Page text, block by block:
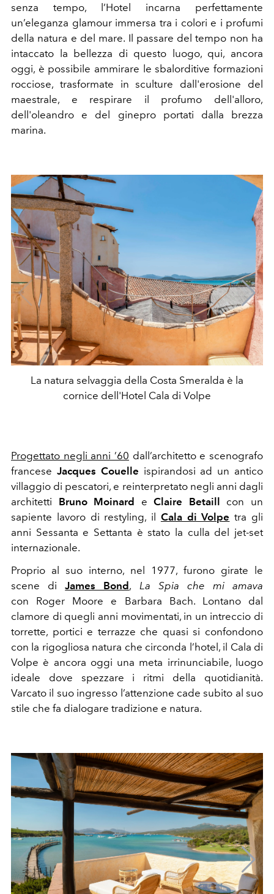
senza tempo, l’Hotel incarna perfettamente
un’eleganza glamour immersa tra i colori e i profumi
della natura e del mare. Il passare del tempo non ha
intaccato la bellezza di questo luogo, qui, ancora
oggi, è possibile ammirare le sbalorditive formazioni
rocciose, trasformate in sculture dall'erosione del
maestrale, e respirare il profumo dell'alloro,
dell'oleandro e del ginepro portati dalla brezza
marina.
La natura selvaggia della Costa Smeralda è la
cornice dell'Hotel Cala di Volpe
Progettato negli anni ’60 dall’architetto e scenografo
francese Jacques Couelle ispirandosi ad un antico
villaggio di pescatori, e reinterpretato negli anni dagli
architetti Bruno Moinard eClaire Betaill con un
sapiente lavoro di restyling, il Cala di Volpe tra gli
anni Sessanta e Settanta è stato la culla del jet-set
internazionale.
Proprio al suo interno, nel 1977, furono girate le
scene diJames Bond, La Spia che mi amava
con Roger Moore e Barbara Bach. Lontano dal
clamore di quegli anni movimentati, in un intreccio di
torrette, portici e terrazze che quasi si confondono
con la rigogliosa natura che circonda l’hotel, il Cala di
Volpe è ancora oggi una meta irrinunciabile, luogo
ideale dove spezzare i ritmi della quotidianità.
Varcato il suo ingresso l’attenzione cade subito al suo
stile che fa dialogare tradizione e natura.